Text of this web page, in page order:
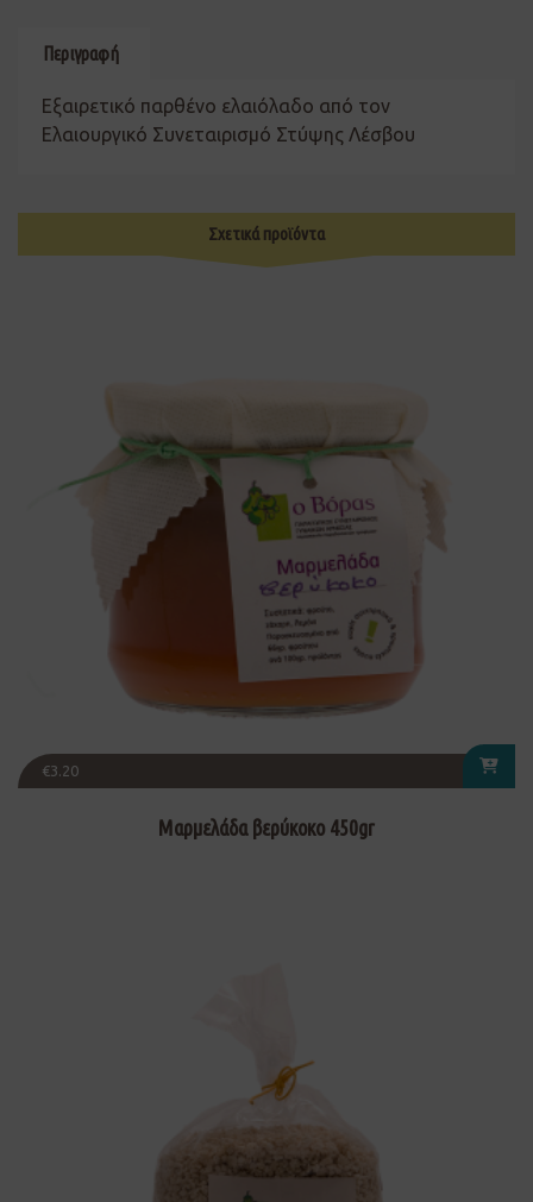
Περιγραφή
Εξαιρετικό παρθένο ελαιόλαδο από τον
Ελαιουργικό Συνεταιρισμό Στύψης Λέσβου
Σχετικά προϊόντα
€3.20
Μαρμελάδα βερύκοκο 450gr